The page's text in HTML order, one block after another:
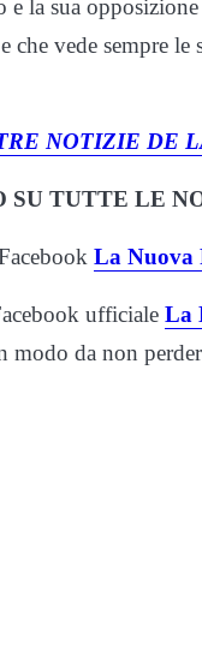
e la sua
vede sempre le
NOTIZIE DE
SU TUTTE LE
La Nuova
ufficiale La
modo da non